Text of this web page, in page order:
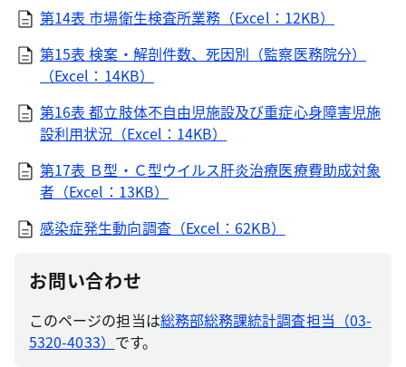
第14表 市場衛生検査所業務（Excel：12KB）
第15表 検案・解剖件数、死因別（監察医務院分）
（Excel：14KB）
第16表 都立肢体不自由児施設及び重症心身障害児施
設利用状況（Excel：14KB）
第17表 Ｂ型・Ｃ型ウイルス肝炎治療医療費助成対象
者（Excel：13KB）
感染症発生動向調査（Excel：62KB）
お問い合わせ
このページの担当は総務部総務課統計調査担当（03-
5320-4033） です。